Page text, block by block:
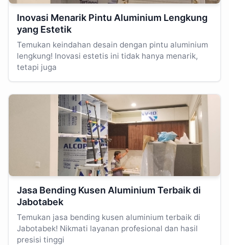
Inovasi Menarik Pintu Aluminium Lengkung
yang Estetik
Temukan keindahan desain dengan pintu aluminium
lengkung! Inovasi estetis ini tidak hanya menarik,
tetapi juga
Jasa Bending Kusen Aluminium Terbaik di
Jabotabek
Temukan jasa bending kusen aluminium terbaik di
Jabotabek! Nikmati layanan profesional dan hasil
presisi tinggi